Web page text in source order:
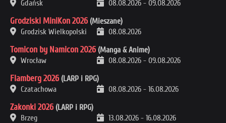
Gdańsk 08.08.2026 - 09.08.2026
Grodziski MiniKon 2026 (Mieszane)
Grodzisk Wielkopolski
08.08.2026
Tomicon by Namicon 2026 (Manga & Anime)
Wrocław
08.08.2026 - 09.08.2026
Flamberg 2026 (LARP i RPG)
Czatachowa
08.08.2026 - 16.08.2026
Zakonki 2026 (LARP i RPG)
Brzeg
13.08.2026 - 16.08.2026